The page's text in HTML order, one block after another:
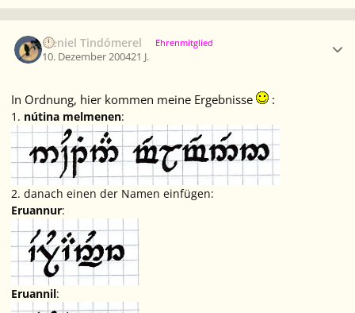
Neniel Tindómerel Ehrenmitglied
10. Dezember 200421 J.
In Ordnung, hier kommen meine Ergebnisse :
1. nútina melmenen:
2. danach einen der Namen einfügen:
Eruannur:
Eruannil: